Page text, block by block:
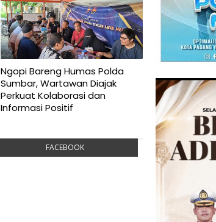
Ngopi Bareng Humas Polda
Sumbar, Wartawan Diajak
Perkuat Kolaborasi dan
Informasi Positif
FACEBOOK